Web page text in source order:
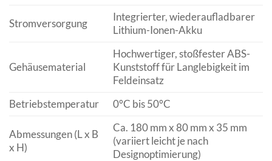
Stromversorgung
Integrierter, wiederaufladbarer
Lithium-Ionen-Akku
Gehäusematerial
Hochwertiger, stoßfester ABS-
Kunststoff für Langlebigkeit im
Feldeinsatz
Betriebstemperatur
0°C bis 50°C
Abmessungen (L x B
x H)
Ca. 180 mm x 80 mm x 35 mm
(variiert leicht je nach
Designoptimierung)